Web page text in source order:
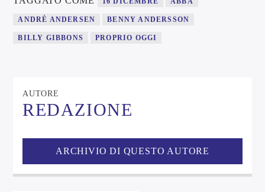
ANDRÈ ANDERSEN BENNY ANDERSSON
BILLY GIBBONS PROPRIO OGGI
AUTORE
REDAZIONE
ARCHIVIO DI QUESTO AUTORE